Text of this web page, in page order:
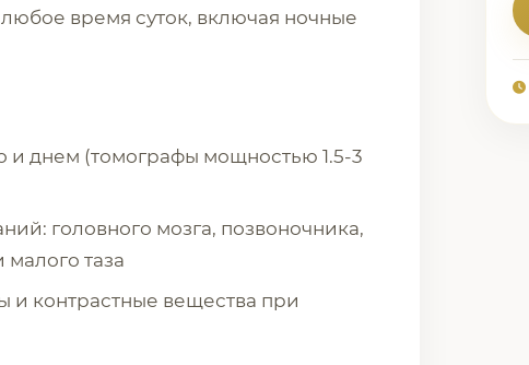
время суток, включая ночные
и днем (томографы мощностью 1.5-3
головного мозга, позвоночника,
таза
и контрастные вещества при